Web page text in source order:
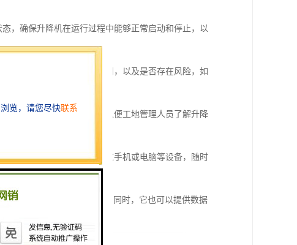
，确保升降机在运行过程中能够正常启动和停止，以
是否适合进行升降机的使用，以及是否存在风险，如
况等，并进行数据分析，以便工地管理人员了解升降
理。工地管理人员可以通过手机或电脑等设备，随时
生，保障工人的生命安全。同时，它也可以提供数据